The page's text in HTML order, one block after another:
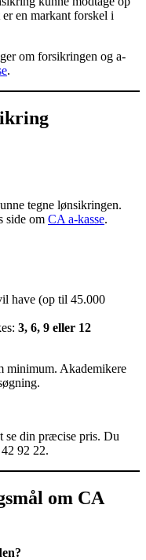
en markant forskel i
om forsikringen og a-
.
tegne lønsikringen.
side om CA a-kasse.
have (op til 45.000
3, 6, 9 eller 12
minimum. Akademikere
se din præcise pris. Du
92 22.
om CA